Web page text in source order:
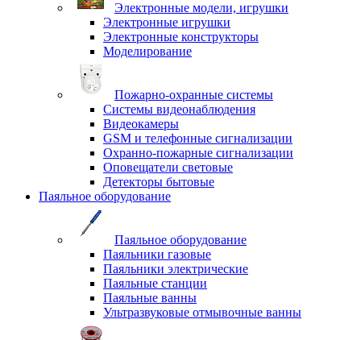
Электронные модели, игрушки
Электронные игрушки
Электронные конструкторы
Моделирование
Пожарно-охранные системы
Системы видеонаблюдения
Видеокамеры
GSM и телефонные сигнализации
Охранно-пожарные сигнализации
Оповещатели световые
Детекторы бытовые
Паяльное оборудование
Паяльное оборудование
Паяльники газовые
Паяльники электрические
Паяльные станции
Паяльные ванны
Ультразвуковые отмывочные ванны